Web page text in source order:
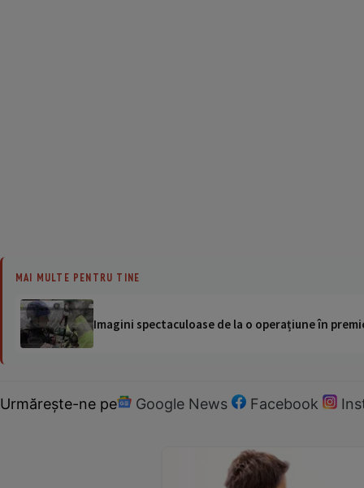
MAI MULTE PENTRU TINE
Imagini spectaculoase de la o operațiune în
Urmărește-ne pe Google News Facebook